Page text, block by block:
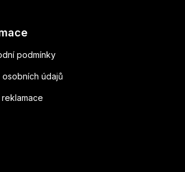
podmínky
údajů